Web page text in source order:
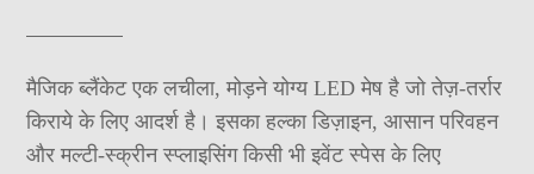
मैजिक ब्लैंकेट एक लचीला, मोड़ने योग्य LED मेष है जो तेज़-तर्रार
किराये के लिए आदर्श है। इसका हल्का डिज़ाइन, आसान परिवहन
और मल्टी-स्क्रीन स्प्लाइसिंग किसी भी इवेंट स्पेस के लिए